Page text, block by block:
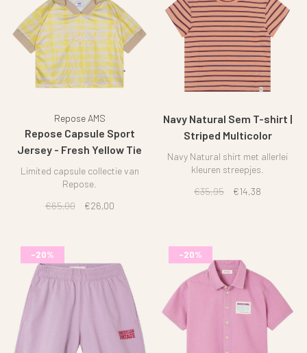
Repose AMS
Repose Capsule Sport
Jersey - Fresh Yellow Tie
dye
Limited capsule collectie van
Repose.
€65,00
€26,00
Navy Natural Sem T-shirt |
Striped Multicolor
Navy Natural shirt met allerlei
kleuren streepjes.
€35,95
€14,38
-20% -20%